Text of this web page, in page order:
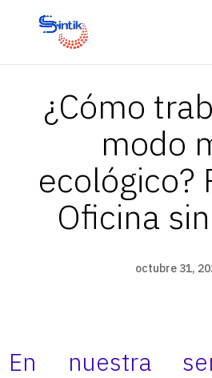
¿Cómo
modo
ecológico?
Oficina
octubre 31,
En nuestra